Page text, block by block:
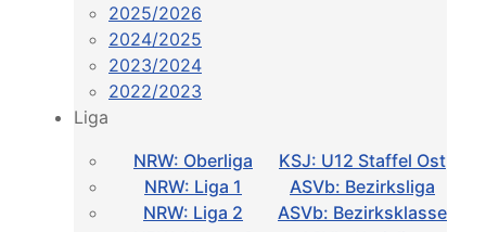
2025/2026
2024/2025
2023/2024
2022/2023
Liga
NRW: Oberliga
KSJ: U12 Staffel Ost
NRW: Liga 1
ASVb: Bezirksliga
NRW: Liga 2
ASVb: Bezirksklasse